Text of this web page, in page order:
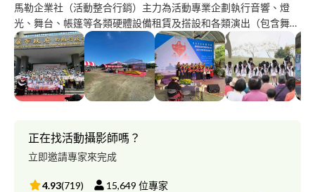
馬勒企業社（活動整合行銷）主力為活動專業企劃執行音響、燈
光、舞台、帳篷等各類硬體設備租賃及搭設和各類演出（包含舞
團、樂團、歌手、魔術等各類演出）從事活動行銷推廣等各式活動
相關服務。目前是台南唯一有原住民企業證明的活動整合行銷公
司，服務團隊有五年以上的工作經歷，於2019年正式成立合法營
登，客製化活動，品質值得您信賴。
正在找活動攝影師嗎？
立即邀請專家來完成
4.93(719) 15,649 位專家